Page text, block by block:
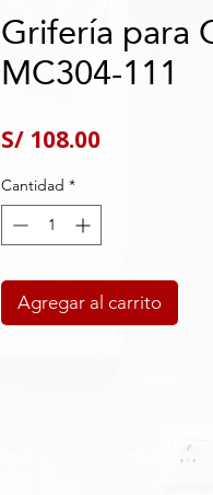
Grifería para
MC304-111
S/ 108.00Precio
Cantidad *
Agregar al carrito